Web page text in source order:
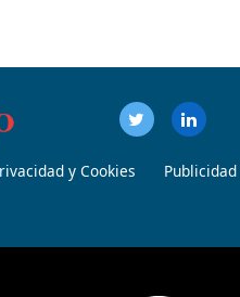
y Cookies Publicidad